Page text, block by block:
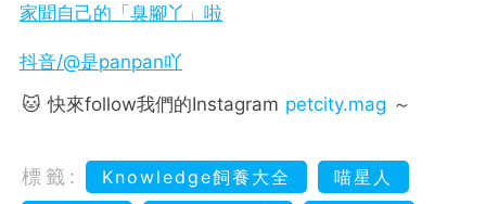
家聞自己的「臭腳丫」啦
抖音/@是panpan吖
🐱 快來follow我們的Instagram petcity.mag ～
標籤: Knowledge飼養大全
喵星人